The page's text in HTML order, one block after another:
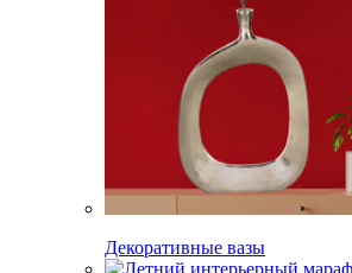
Декоративные вазы